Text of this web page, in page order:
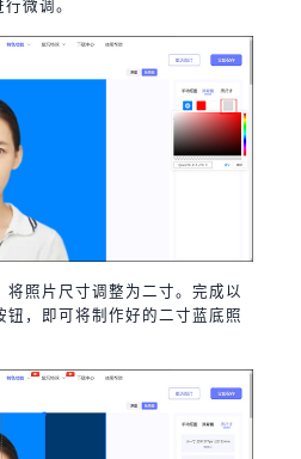
行微调。
将照片尺寸调整为二寸。完成以
钮，即可将制作好的二寸蓝底照